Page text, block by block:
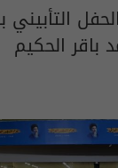
التأبيني
الحكيم